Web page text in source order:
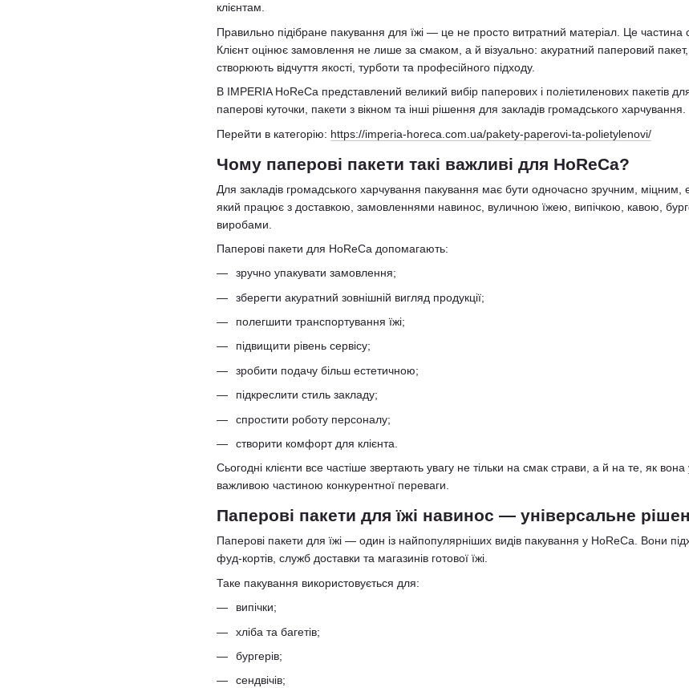
клієнтам.
Правильно підібране пакування для їжі — це не просто витратний матеріал. Це
Клієнт оцінює замовлення не лише за смаком, а й візуально: акуратний паперовий
створюють відчуття якості, турботи та професійного підходу.
В IMPERIA HoReCa представлений великий вибір паперових і поліетиленових пакетів
паперові куточки, пакети з вікном та інші рішення для закладів громадського харчування.
Перейти в категорію: https://imperia-horeca.com.ua/pakety-paperovi-ta-polietylenovi/
Чому паперові пакети такі важливі для HoReCa?
Для закладів громадського харчування пакування має бути одночасно зручним, міцним,
який працює з доставкою, замовленнями навинос, вуличною їжею, випічкою, кавою,
виробами.
Паперові пакети для HoReCa допомагають:
зручно упакувати замовлення;
зберегти акуратний зовнішній вигляд продукції;
полегшити транспортування їжі;
підвищити рівень сервісу;
зробити подачу більш естетичною;
підкреслити стиль закладу;
спростити роботу персоналу;
створити комфорт для клієнта.
Сьогодні клієнти все частіше звертають увагу не тільки на смак страви, а й на те, як
важливою частиною конкурентної переваги.
Паперові пакети для їжі навинос — універсальне
Паперові пакети для їжі — один із найпопулярніших видів пакування у HoReCa. Вони
фуд-кортів, служб доставки та магазинів готової їжі.
Таке пакування використовується для:
випічки;
хліба та багетів;
бургерів;
сендвічів;